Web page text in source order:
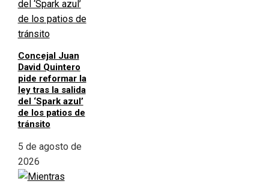
Concejal Juan
David Quintero
pide reformar la
ley tras la salida
del ‘Spark azul’
de los patios de
tránsito
5 de agosto de
2026